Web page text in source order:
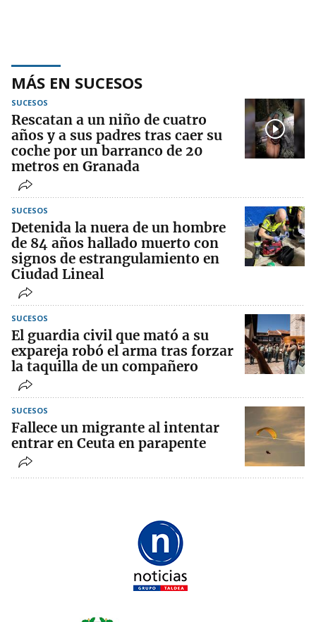
MÁS EN SUCESOS
SUCESOS
Rescatan a un niño de cuatro
años y a sus padres tras caer su
coche por un barranco de 20
metros en Granada
SUCESOS
Detenida la nuera de un hombre
de 84 años hallado muerto con
signos de estrangulamiento en
Ciudad Lineal
SUCESOS
El guardia civil que mató a su
expareja robó el arma tras forzar
la taquilla de un compañero
SUCESOS
Fallece un migrante al intentar
entrar en Ceuta en parapente